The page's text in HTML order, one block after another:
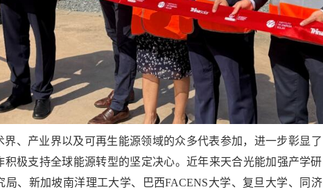
界、产业界以及可再生能源领域的众多代表参加，进一步彰显了
积极支持全球能源转型的坚定决心。近年来天合光能加强产学研
局、新加坡南洋理工大学、巴西FACENS大学、复旦大学、同济